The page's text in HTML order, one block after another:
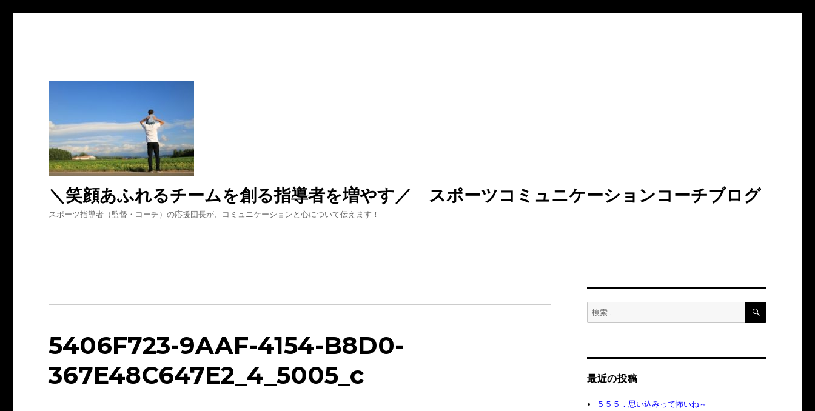
＼笑顔あふれるチームを創る指導者を増やす／ スポーツコミュニケーションコーチブログ
スポーツ指導者（監督・コーチ）の応援団長が、コミュニケーションと心について伝えます！
5406F723-9AAF-4154-B8D0-
367E48C647E2_4_5005_c
検
索:
検
最近の投稿
５５５．思い込みって怖いね～